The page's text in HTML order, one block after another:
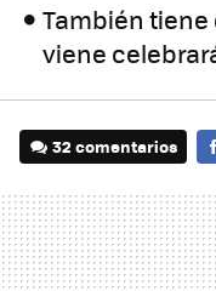
También tiene
viene
32 comentarios